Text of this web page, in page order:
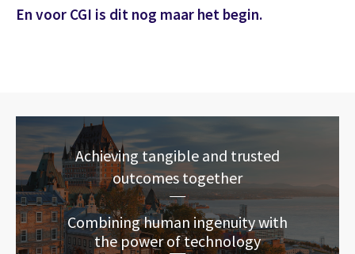
En voor CGI is dit nog maar het begin.
Achieving tangible and trusted
outcomes together
Combining human ingenuity with
the power of technology